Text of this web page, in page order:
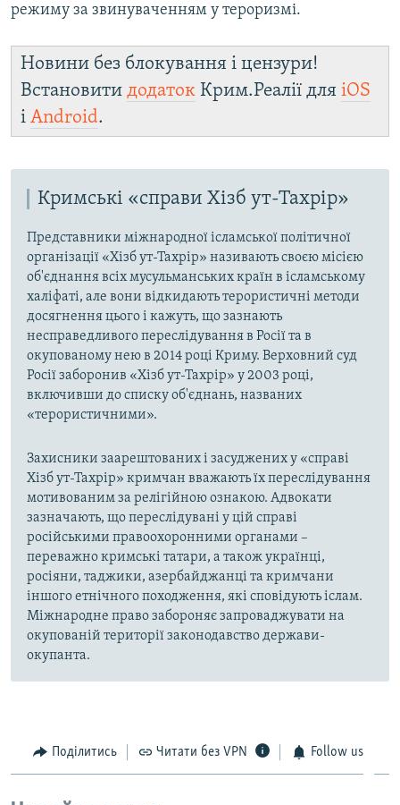
режиму за звинуваченням у тероризмі.
Новини без блокування і цензури!
Встановити додаток Крим.Реалії для iOS
і Android.
Кримські «справи Хізб ут-Тахрір»
Представники міжнародної ісламської політичної
організації «Хізб ут-Тахрір» називають своєю місією
об'єднання всіх мусульманських країн в ісламському
халіфаті, але вони відкидають терористичні методи
досягнення цього і кажуть, що зазнають
несправедливого переслідування в Росії та в
окупованому нею в 2014 році Криму. Верховний суд
Росії заборонив «Хізб ут-Тахрір» у 2003 році,
включивши до списку об'єднань, названих
«терористичними».
Захисники заарештованих і засуджених у «справі
Хізб ут-Тахрір» кримчан вважають їх переслідування
мотивованим за релігійною ознакою. Адвокати
зазначають, що переслідувані у цій справі
російськими правоохоронними органами –
переважно кримські татари, а також українці,
росіяни, таджики, азербайджанці та кримчани
іншого етнічного походження, які сповідують іслам.
Міжнародне право забороняє запроваджувати на
окупованій території законодавство держави-
окупанта.
Поділитись Читати без VPN Follow us